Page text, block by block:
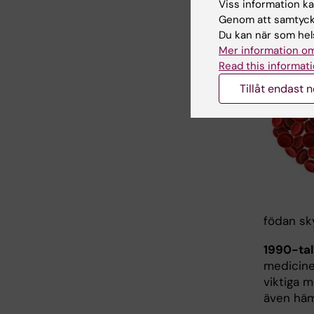
1973 |
21:a
cystein
med
födan
1990-
viktiga
även
Viss information
Genom att
Du kan när som
Mer information
Read this
Tillåt endast